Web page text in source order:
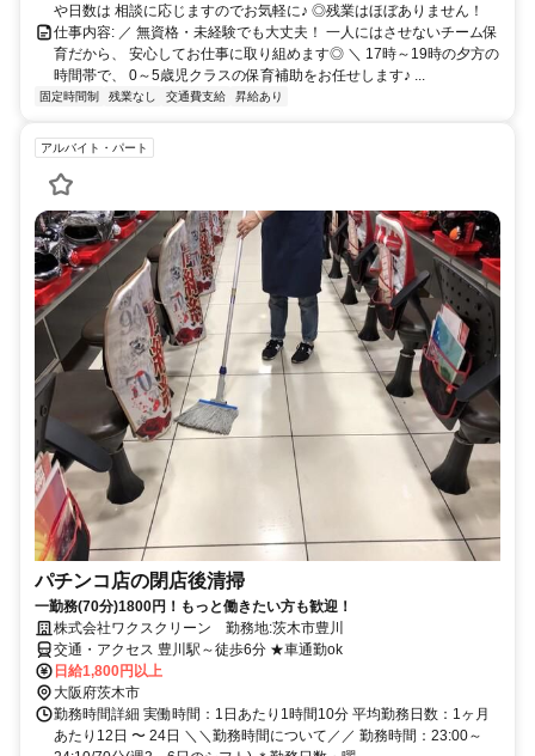
や日数は 相談に応じますのでお気軽に♪ ◎残業はほぼありません！
仕事内容: ／ 無資格・未経験でも大丈夫！ 一人にはさせないチーム保
育だから、 安心してお仕事に取り組めます◎ ＼ 17時～19時の夕方の
時間帯で、 0～5歳児クラスの保育補助をお任せします♪ ...
固定時間制 残業なし 交通費支給 昇給あり
アルバイト・パート
パチンコ店の閉店後清掃
一勤務(70分)1800円！もっと働きたい方も歓迎！
株式会社ワクスクリーン 勤務地:茨木市豊川
交通・アクセス 豊川駅～徒歩6分 ★車通勤ok
日給1,800円以上
大阪府茨木市
勤務時間詳細 実働時間：1日あたり1時間10分 平均勤務日数：1ヶ月
あたり12日 〜 24日 ＼＼勤務時間について／／ 勤務時間：23:00～